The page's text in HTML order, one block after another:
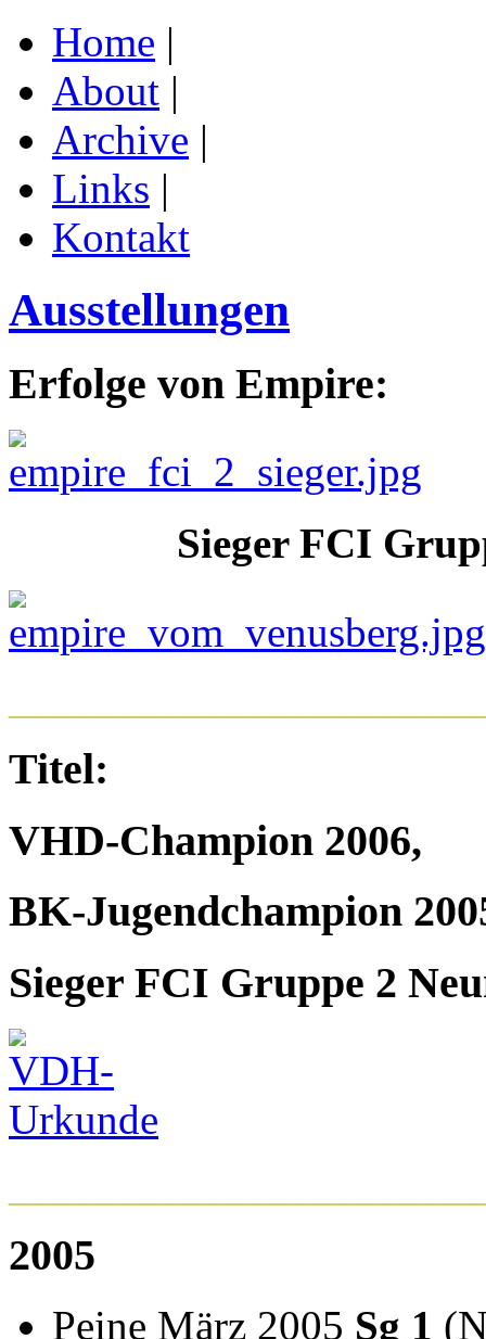
Home |
About |
Archive |
Links |
Kontakt
Ausstellungen
Erfolge von Empire:
Sieger FCI
Titel:
VHD-Champion 2006,
BK-Jugendchampion
Sieger FCI Gruppe 2
2005
Peine März 2005 Sg 1